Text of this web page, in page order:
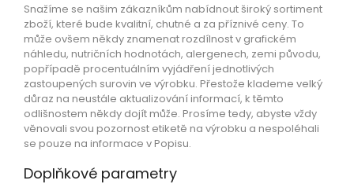
Snažíme se našim zákazníkům nabídnout široký sortiment
zboží, které bude kvalitní, chutné a za příznivé ceny. To
může ovšem někdy znamenat rozdílnost v grafickém
náhledu, nutričních hodnotách, alergenech, zemi původu,
popřípadě procentuálním vyjádření jednotlivých
zastoupených surovin ve výrobku. Přestože klademe velký
důraz na neustále aktualizování informací, k těmto
odlišnostem někdy dojít může. Prosíme tedy, abyste vždy
věnovali svou pozornost etiketě na výrobku a nespoléhali
se pouze na informace v Popisu.
Doplňkové parametry